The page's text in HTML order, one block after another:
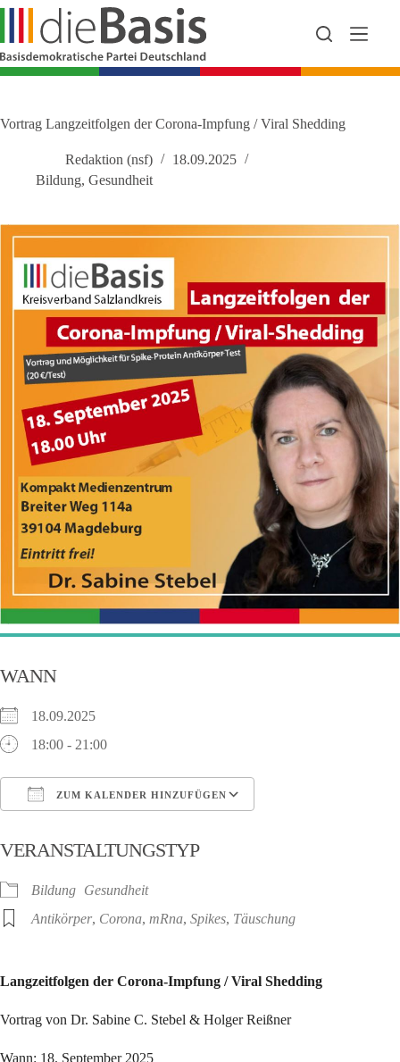
Zum
springen
Vortrag Langzeitfolgen der Corona-Impfung / Viral Shedding
Redaktion (nsf)
18.09.2025
Bildung, Gesundheit
WANN
18.09.2025
18:00 - 21:00
ZUM KALENDER HINZUFÜGEN
VERANSTALTUNGSTYP
Bildung Gesundheit
Antikörper, Corona, mRna, Spikes, Täuschung
Langzeitfolgen der Corona-Impfung / Viral Shedding
Vortrag von Dr. Sabine C. Stebel & Holger Reißner
Wann: 18. September 2025